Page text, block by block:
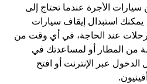
الأجرة عندما تحتاج إلى
يمكنك استبدال إيقاف سيارات
عند الحاجة، في أي وقت من
من المطار أو لمساعدتك في
عبر الإنترنت أو افتح